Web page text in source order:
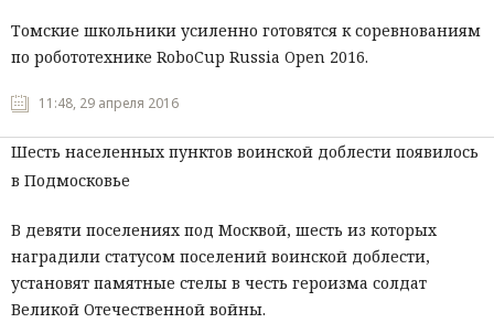
Томские школьники усиленно готовятся к соревнованиям
по робототехнике RoboCup Russia Open 2016.
11:48, 29 апреля 2016
Шесть населенных пунктов воинской доблести появилось
в Подмосковье
В девяти поселениях под Москвой, шесть из которых
наградили статусом поселений воинской доблести,
установят памятные стелы в честь героизма солдат
Великой Отечественной войны.